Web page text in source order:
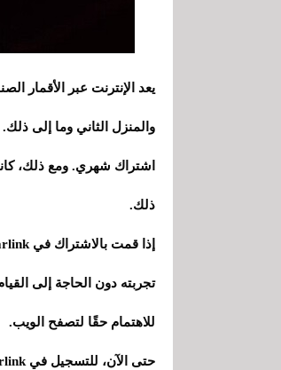
يعد الإنترنت عبر الأقمار
اشتراك شهري. ومع ذلك،
ذلك.
تجربته دون الحاجة إلى
للاهتمام حقًا لتصفح الويب.